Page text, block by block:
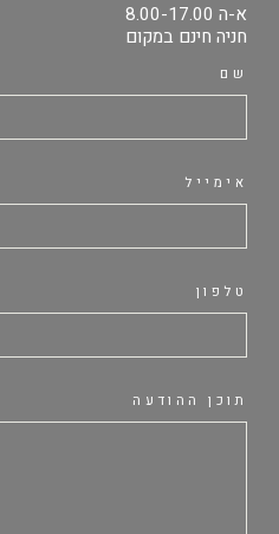
א-ה 8.00-17.00
חניה חינם במקום
שם
אימייל
טלפון
תוכן ההודעה